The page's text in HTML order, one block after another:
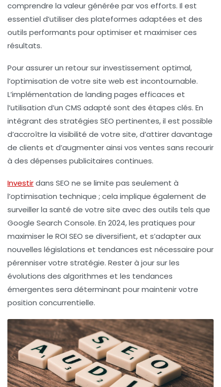
comprendre la valeur générée par vos efforts. Il est
essentiel d’utiliser des plateformes adaptées et des
outils performants pour optimiser et maximiser ces
résultats.
Pour assurer un retour sur investissement optimal,
l’optimisation de votre site web est incontournable.
L’implémentation de landing pages efficaces et
l’utilisation d’un CMS adapté sont des étapes clés. En
intégrant des stratégies SEO pertinentes, il est possible
d’accroître la visibilité de votre site, d’attirer davantage
de clients et d’augmenter ainsi vos ventes sans recourir
à des dépenses publicitaires continues.
Investirdans SEO ne se limite pas seulement à
l’optimisation technique ; cela implique également de
surveiller la santé de votre site avec des outils tels que
Google Search Console. En 2024, les pratiques pour
maximiser le ROI SEO se diversifient, et s’adapter aux
nouvelles législations et tendances est nécessaire pour
pérenniser votre stratégie. Rester à jour sur les
évolutions des algorithmes et les tendances
émergentes sera déterminant pour maintenir votre
position concurrentielle.